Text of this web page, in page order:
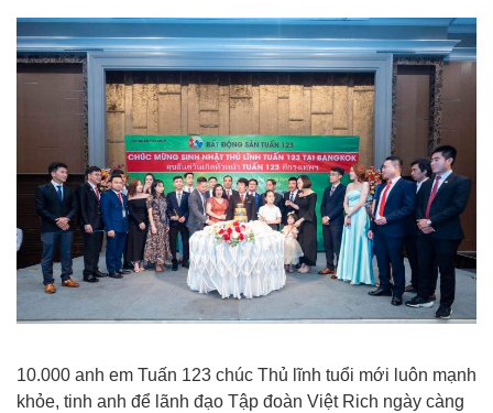
10.000 anh em Tuấn 123 chúc Thủ lĩnh tuổi mới luôn mạnh
khỏe, tinh anh để lãnh đạo Tập đoàn Việt Rich ngày càng